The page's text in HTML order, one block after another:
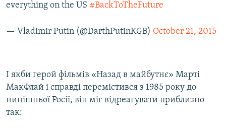
everything on the US #BackToTheFuture
— Vladimir Putin (@DarthPutinKGB) October 21, 2015
І якби герой фільмів «Назад в майбутнє» Марті
МакФлай і справді перемістився з 1985 року до
нинішньої Росії, він міг відреагувати приблизно
так: